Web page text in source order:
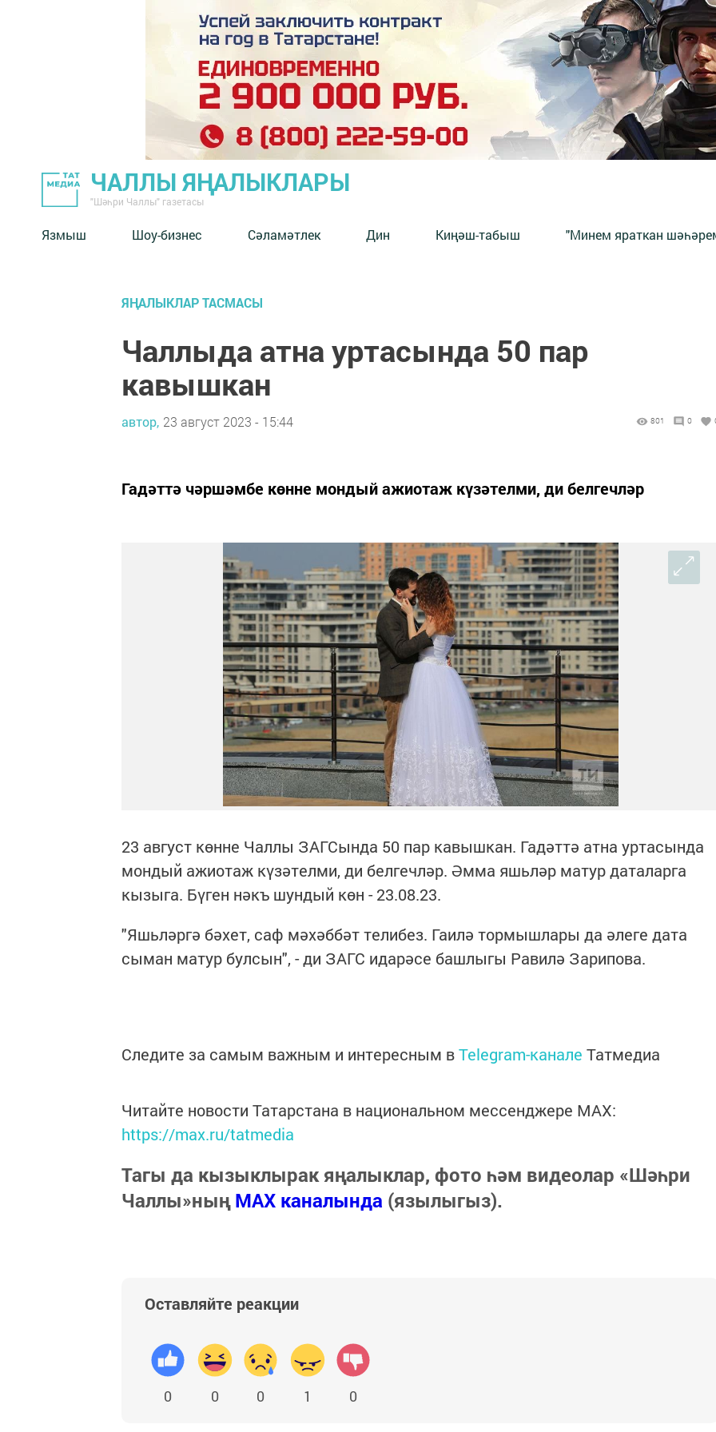
ЧАЛЛЫ ЯҢАЛЫКЛАРЫ
"Шәһри Чаллы" газетасы
Язмыш Шоу-бизнес Сәламәтлек Дин Киңәш-табыш "Минем яраткан
ЯҢАЛЫКЛАР ТАСМАСЫ
Чаллыда атна уртасында 50 пар
кавышкан
автор, 23 август 2023 - 15:44 801 0
Гадәттә чәршәмбе көнне мондый ажиотаж күзәтелми, ди белгечләр
23 август көнне Чаллы ЗАГСында 50 пар кавышкан. Гадәттә атна уртасында
мондый ажиотаж күзәтелми, ди белгечләр. Әмма яшьләр матур даталарга
кызыга. Бүген нәкъ шундый көн - 23.08.23.
"Яшьләргә бәхет, саф мәхәббәт телибез. Гаилә тормышлары да әлеге дата
сыман матур булсын", - ди ЗАГС идарәсе башлыгы Равилә Зарипова.
Следите за самым важным и интересным вTelegram-канале Татмедиа
Читайте новости Татарстана в национальном мессенджере MАХ:
https://max.ru/tatmedia
Тагы да кызыклырак яңалыклар, фото һәм видеолар «Шәһри
Чаллы»ныңMAX каналында (язылыгыз).
Оставляйте реакции
0 0 0 1 0